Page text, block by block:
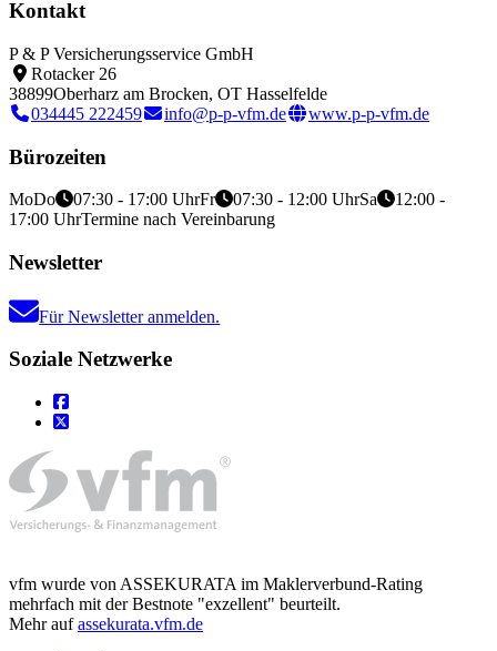
Kontakt
P & P Versicherungsservice GmbH
Rotacker 26
38899Oberharz am Brocken, OT Hasselfelde
034445 222459
info@p-p-vfm.de www.p-p-vfm.de
Bürozeiten
MoDo 07:30 - 17:00 UhrFr 07:30 - 12:00 UhrSa
12:00 -
17:00 UhrTermine nach Vereinbarung
Newsletter
Für Newsletter anmelden.
Soziale Netzwerke
vfm wurde von ASSEKURATA im Maklerverbund-Rating
mehrfach mit der Bestnote "exzellent" beurteilt.
Mehr aufassekurata.vfm.de